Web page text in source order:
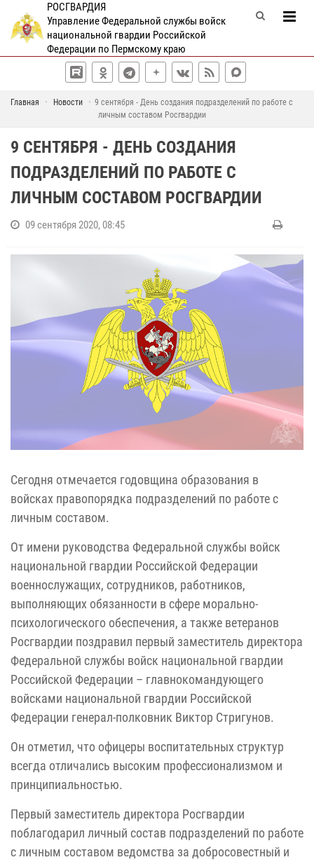
РОСГВАРДИЯ
Управление Федеральной службы войск
национальной гвардии Российской
Федерации по Пермскому краю
Главная Новости
9 сентября - День создания подразделений по работе с
личным составом Росгвардии
9 СЕНТЯБРЯ - ДЕНЬ СОЗДАНИЯ
ПОДРАЗДЕЛЕНИЙ ПО РАБОТЕ С
ЛИЧНЫМ СОСТАВОМ РОСГВАРДИИ
09 сентября 2020, 08:45
Сегодня отмечается годовщина образования в
войсках правопорядка подразделений по работе с
личным составом.
От имени руководства Федеральной службы войск
национальной гвардии Российской Федерации
военнослужащих, сотрудников, работников,
выполняющих обязанности в сфере морально-
психологического обеспечения, а также ветеранов
Росгвардии поздравил первый заместитель директора
Федеральной службы войск национальной гвардии
Российской Федерации – главнокомандующего
войсками национальной гвардии Российской
Федерации генерал-полковник Виктор Стригунов.
Он отметил, что офицеры воспитательных структур
всегда отличались высоким профессионализмом и
принципиальностью.
Первый заместитель директора Росгвардии
поблагодарил личный состав подразделений по работе
с личным составом ведомства за добросовестный и